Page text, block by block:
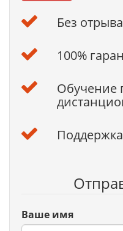
Без
100%
Обучение
Ваше имя